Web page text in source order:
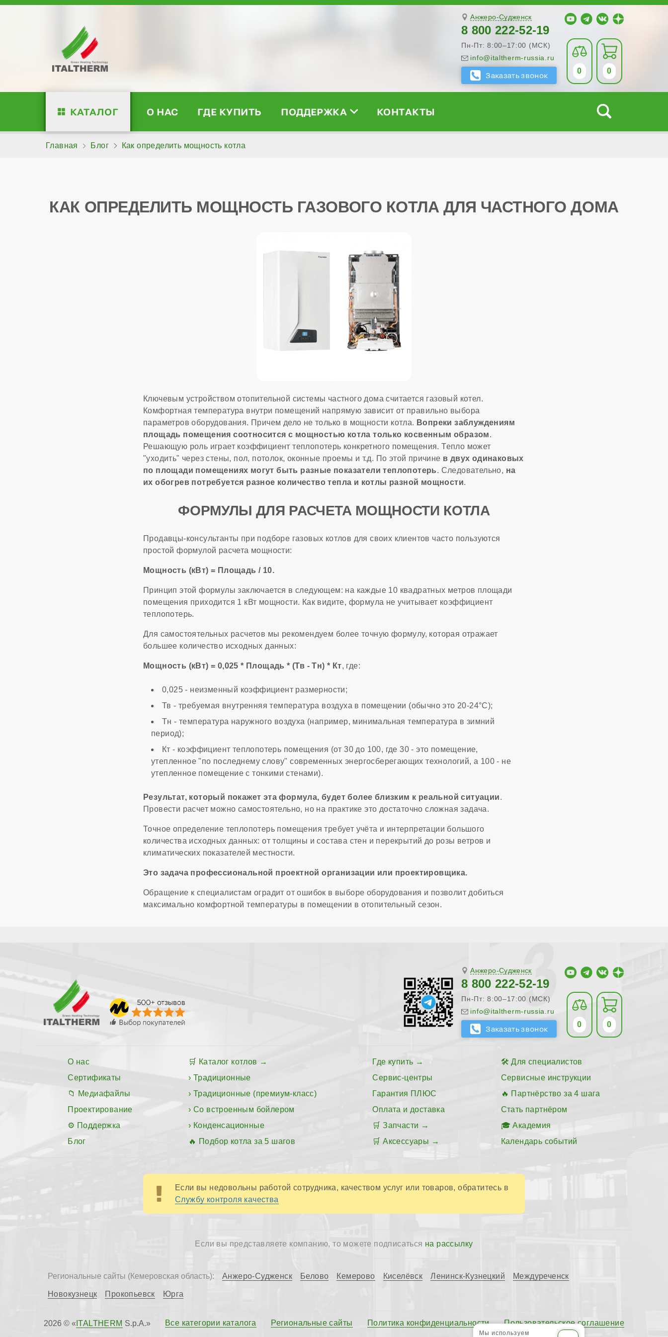
Анжеро-Судженск
8 800 222-52-19
Пн-Пт: 8:00–17:00 (МСК)
info@italtherm-russia.ru
0 0
КАТАЛОГ О НАС ГДЕ КУПИТЬ ПОДДЕРЖКА КОНТАКТЫ
Главная Блог Как определить мощность котла
КАК ОПРЕДЕЛИТЬ МОЩНОСТЬ ГАЗОВОГО КОТЛА ДЛЯ ЧАСТНОГО ДОМА
Ключевым устройством отопительной системы частного дома считается газовый котел.
Комфортная температура внутри помещений напрямую зависит от правильно выбора
параметров оборудования. Причем дело не только в мощности котла. Вопреки заблуждениям
площадь помещения соотносится с мощностью котла только косвенным образом.
Решающую роль играет коэффициент теплопотерь конкретного помещения. Тепло может
"уходить" через стены, пол, потолок, оконные проемы и т.д. По этой причине в двух одинаковых
по площади помещениях могут быть разные показатели теплопотерь. Следовательно, на
их обогрев потребуется разное количество тепла и котлы разной мощности.
ФОРМУЛЫ ДЛЯ РАСЧЕТА МОЩНОСТИ КОТЛА
Продавцы-консультанты при подборе газовых котлов для своих клиентов часто пользуются
простой формулой расчета мощности:
Мощность (кВт) = Площадь / 10.
Принцип этой формулы заключается в следующем: на каждые 10 квадратных метров площади
помещения приходится 1 кВт мощности. Как видите, формула не учитывает коэффициент
теплопотерь.
Для самостоятельных расчетов мы рекомендуем более точную формулу, которая отражает
большее количество исходных данных:
Мощность (кВт) = 0,025 * Площадь * (Тв - Тн) * Кт, где:
0,025 - неизменный коэффициент размерности;
Тв - требуемая внутренняя температура воздуха в помещении (обычно это 20-24°C);
Тн - температура наружного воздуха (например, минимальная температура в зимний
период);
Кт - коэффициент теплопотерь помещения (от 30 до 100, где 30 - это помещение,
утепленное "по последнему слову" современных энергосберегающих технологий, а 100 - не
утепленное помещение с тонкими стенами).
Результат, который покажет эта формула, будет более близким к реальной ситуации.
Провести расчет можно самостоятельно, но на практике это достаточно сложная задача.
Точное определение теплопотерь помещения требует учёта и интерпретации большого
количества исходных данных: от толщины и состава стен и перекрытий до розы ветров и
климатических показателей местности.
Это задача профессиональной проектной организации или проектировщика.
Обращение к специалистам оградит от ошибок в выборе оборудования и позволит добиться
максимально комфортной температуры в помещении в отопительный сезон.
Анжеро-Судженск
8 800 222-52-19
Пн-Пт: 8:00–17:00 (МСК)
info@italtherm-russia.ru
0 0
О нас
Сертификаты
Медиафайлы
Проектирование
Поддержка
Блог
Каталог котлов
Традиционные
Традиционные (премиум-класс)
Со встроенным бойлером
Конденсационные
Подбор котла за 5 шагов
Где купить
Сервис-центры
Гарантия ПЛЮС
Оплата и доставка
Запчасти
Аксессуары
Для специалистов
Сервисные инструкции
Партнёрство за 4 шага
Стать партнёром
Академия
Календарь событий
Если вы недовольны работой сотрудника, качеством услуг или товаров, обратитесь в
Службу контроля качества
Если вы представляете компанию, то можете подписаться на рассылку
Региональные сайты (Кемеровская область): Анжеро-Судженск Белово Кемерово Киселёвск Ленинск-Кузнецкий Междуреченск
Новокузнецк Прокопьевск Юрга
2026 © « ITALTHERM S.p.A.» Все категории каталога Региональные сайты Политика конфиденциальности Пользовательское соглашение
Мы используем